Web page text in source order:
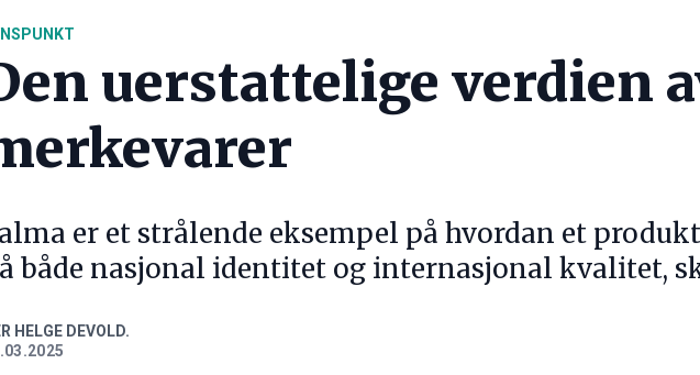
uerstattelige verdien
er et strålende eksempel på hvordan et
både nasjonal identitet og internasjonal kvalitet,
HELGE DEVOLD.